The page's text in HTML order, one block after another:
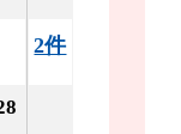
2件